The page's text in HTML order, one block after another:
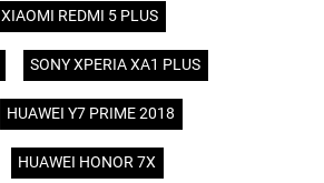
XIAOMI REDMI 5 PLUS
SONY XPERIA XA1 PLUS
HUAWEI Y7 PRIME 2018
HUAWEI HONOR 7X